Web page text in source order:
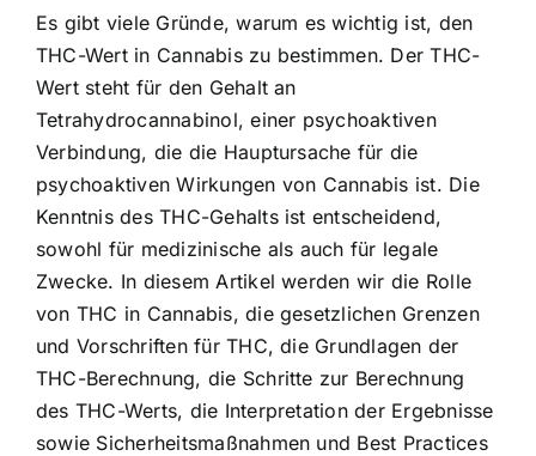
Es gibt viele Gründe, warum es wichtig ist, den
THC-Wert in Cannabis zu bestimmen. Der THC-
Wert steht für den Gehalt an
Tetrahydrocannabinol, einer psychoaktiven
Verbindung, die die Hauptursache für die
psychoaktiven Wirkungen von Cannabis ist. Die
Kenntnis des THC-Gehalts ist entscheidend,
sowohl für medizinische als auch für legale
Zwecke. In diesem Artikel werden wir die Rolle
von THC in Cannabis, die gesetzlichen Grenzen
und Vorschriften für THC, die Grundlagen der
THC-Berechnung, die Schritte zur Berechnung
des THC-Werts, die Interpretation der Ergebnisse
sowie Sicherheitsmaßnahmen und Best Practices